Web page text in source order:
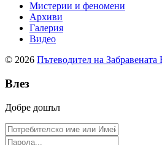
Мистерии и феномени
Архиви
Галерия
Видео
© 2026 Пътеводител на Забравената
Влез
Добре дошъл